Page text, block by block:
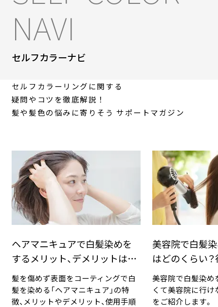
NAVI
セルフカラーナビ
セルフカラーリングに関する
疑問やコツを徹底解説！
髪や髪色の悩みに寄りそう サポートマガジン
美容院で白髪染めをする頻度
はどのくらい？行けないときの
対法
美容院で白髪染めをする頻度や、忙し
くて美容院に行けないときの対処法
をご紹介します。
白髪が生え始
らが多い？生
は？
白髪が生える平均
伝・加齢・生活習
て解説し、白髪の